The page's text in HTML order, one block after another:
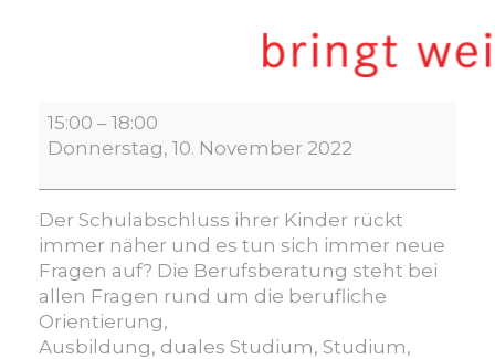
Elternsprechstunde
der
Berufsberatung
15:00 – 18:00
Donnerstag, 10. November 2022
Der Schulabschluss ihrer Kinder rückt
immer näher und es tun sich immer neue
Fragen auf? Die Berufsberatung steht bei
allen Fragen rund um die berufliche
Orientierung,
Ausbildung, duales Studium, Studium,